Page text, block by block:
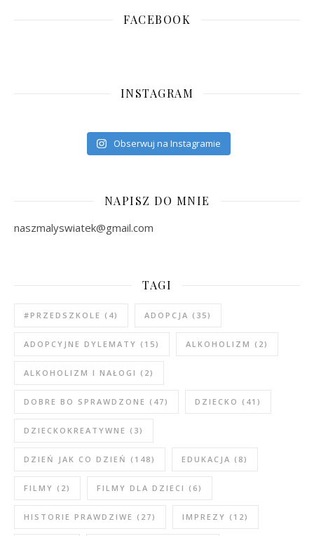
FACEBOOK
INSTAGRAM
Obserwuj na Instagramie
NAPISZ DO MNIE
naszmalyswiatek@gmail.com
TAGI
#PRZEDSZKOLE (4) ADOPCJA (35)
ADOPCYJNE DYLEMATY (15) ALKOHOLIZM (2)
ALKOHOLIZM I NAŁOGI (2)
DOBRE BO SPRAWDZONE (47) DZIECKO (41)
DZIECKOKREATYWNE (3)
DZIEŃ JAK CO DZIEŃ (148) EDUKACJA (8)
FILMY (2) FILMY DLA DZIECI (6)
HISTORIE PRAWDZIWE (27) IMPREZY (12)